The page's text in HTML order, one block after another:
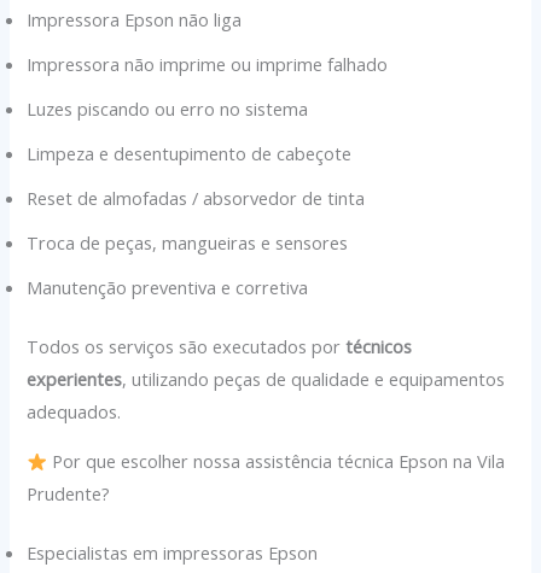
Impressora Epson não liga
Impressora não imprime ou imprime falhado
Luzes piscando ou erro no sistema
Limpeza e desentupimento de cabeçote
Reset de almofadas / absorvedor de tinta
Troca de peças, mangueiras e sensores
Manutenção preventiva e corretiva
Todos os serviços são executados portécnicos
experientes, utilizando peças de qualidade e equipamentos
adequados.
Por que escolher nossa assistência técnica Epson na Vila
Prudente?
Especialistas em impressoras Epson